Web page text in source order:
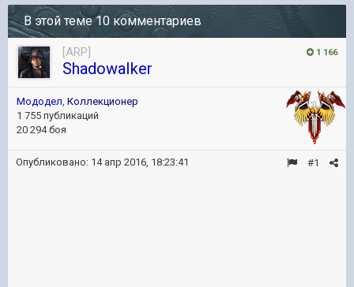
В этой теме 10 комментариев
1 166
[ARP]
ShadowaIker
Мододел, Коллекционер
1 755 публикаций
20 294 боя
#1
Опубликовано: 14 апр 2016, 18:23:41